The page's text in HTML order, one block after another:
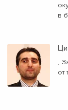
в
„
от